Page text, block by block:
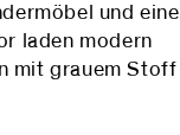
und eine
laden modern
mit grauem Stoff